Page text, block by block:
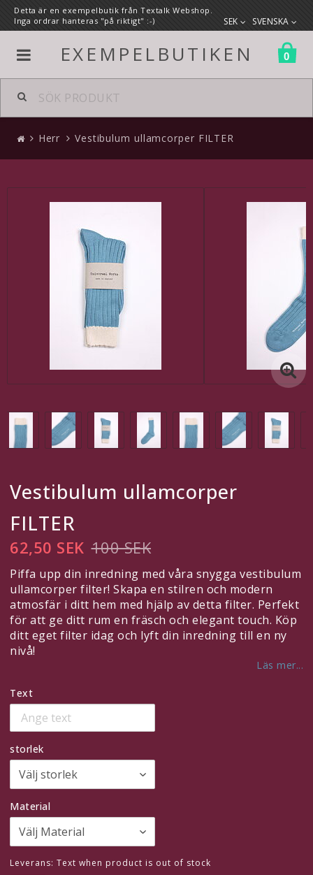
Detta är en exempelbutik från Textalk Webshop.
Inga ordrar hanteras "på riktigt" :-)
SEK SVENSKA
EXEMPELBUTIKEN 0
Alla produkter
Accessoarer
En egen länk
En egen länk
Svenska
SEK
Inkl. Moms
Här finns plats för eget innehåll, t.ex för att meddela dina
Redigera detta under
Herr Vestibulum ullamcorper FILTER
Vestibulum ullamcorper
FILTER
100 SEK
62,50 SEK
Piffa upp din inredning med våra snygga vestibulum
ullamcorper filter! Skapa en stilren och modern
atmosfär i ditt hem med hjälp av detta filter. Perfekt
för att ge ditt rum en fräsch och elegant touch. Köp
ditt eget filter idag och lyft din inredning till en ny
nivå!
Läs mer...
Text
storlek
Material
Leverans: Text when product is out of stock